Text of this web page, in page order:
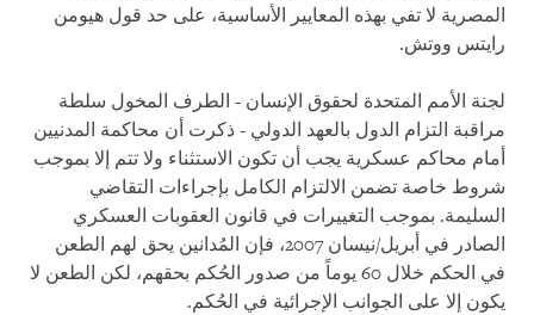
المصرية لا تفي بهذه المعايير الأساسية، على حد قول هيومن
رايتس ووتش.
لجنة الأمم المتحدة لحقوق الإنسان - الطرف المخول سلطة
مراقبة التزام الدول بالعهد الدولي - ذكرت أن محاكمة المدنيين
أمام محاكم عسكرية يجب أن تكون الاستثناء ولا تتم إلا بموجب
شروط خاصة تضمن الالتزام الكامل بإجراءات التقاضي
السليمة. بموجب التغييرات في قانون العقوبات العسكري
الصادر في أبريل/نيسان 2007، فإن المُدانين يحق لهم الطعن
في الحكم خلال 60 يوماً من صدور الحُكم بحقهم، لكن الطعن لا
يكون إلا على الجوانب الإجرائية في الحُكم.